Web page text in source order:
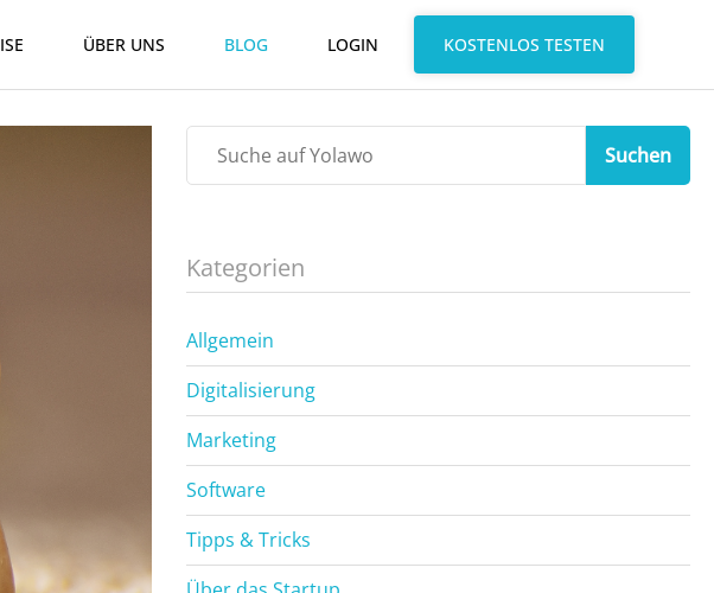
ÜBER UNS BLOG LOGIN KOSTENLOS TESTEN
Suchen
Kategorien
Allgemein
Digitalisierung
Marketing
Software
Tipps & Tricks